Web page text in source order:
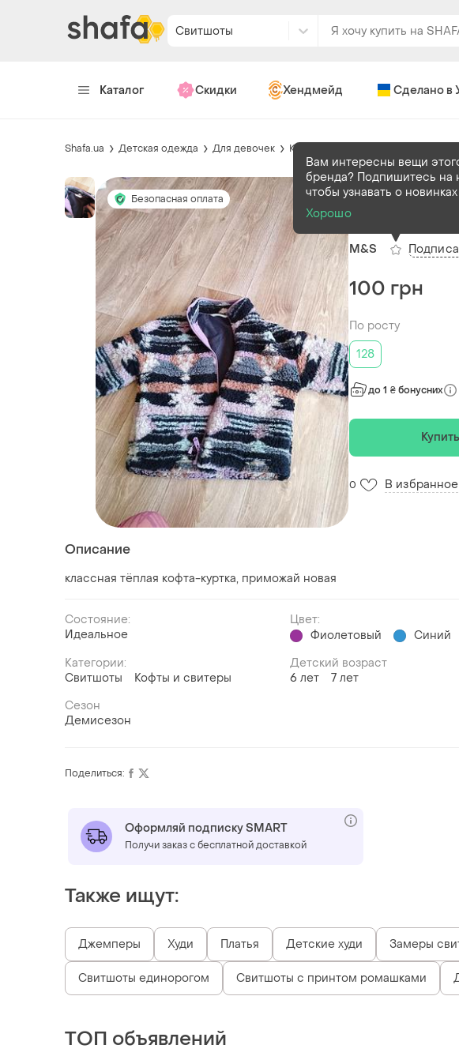
Свитшоты
Каталог Скидки Хендмейд Сделано в
Shafa.ua Детская одежда Для девочек Кофты и свитеры
Безопасная оплата
В наличии1 шт
Теплая
M&S
Вам интересны вещи
бренда? Подпишитесь на
чтобы узнавать о новинках
Хорошо
100 грн
По росту
128
до 1 ₴ бонусних
Купить
0 В избранное
Описание
классная тёплая кофта-куртка, приможай новая
Состояние:
Идеальное
Цвет:
Фиолетовый
Синий
Категории:
Свитшоты
Кофты и свитеры
Детский возраст
6 лет
7 лет
Сезон
Демисезон
Поделиться:
Оформляй подписку SMART
Получи заказ с бесплатной доставкой
Также ищут:
Джемперы Худи Платья Детские худи Замеры
Свитшоты единорогом Свитшоты с принтом ромашками
ТОП объявлений